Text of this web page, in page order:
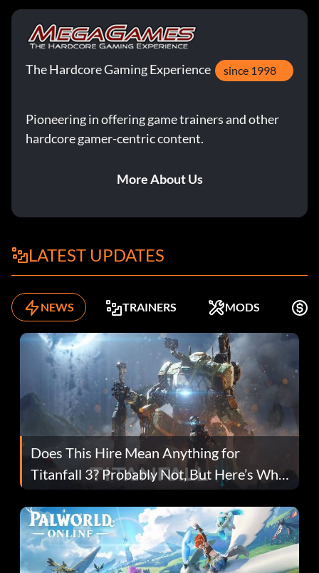
The Hardcore Gaming Experience since 1998
Pioneering in offering game trainers and other
hardcore gamer-centric content.
More About Us
LATEST UPDATES
NEWS TRAINERS MODS
Does This Hire Mean Anything for
Titanfall 3? Probably Not, But Here’s Why
Fans Are Hopeful